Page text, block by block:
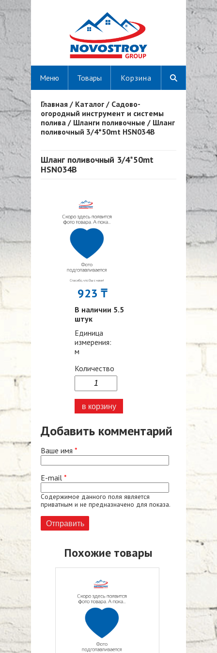
Корзина
Меню Товары
Вы здесь
Главная / Каталог / Садово-
огородный инструмент и системы
полива / Шланги поливочные / Шланг
поливочный 3/4*50mt HSN034B
Шланг поливочный 3/4*50mt
HSN034B
923 ₸
В наличии 5.5
штук
Единица
измерения:
м
Количество
Добавить комментарий
Ваше имя *
E-mail *
Содержимое данного поля является
приватным и не предназначено для показа.
Похожие товары